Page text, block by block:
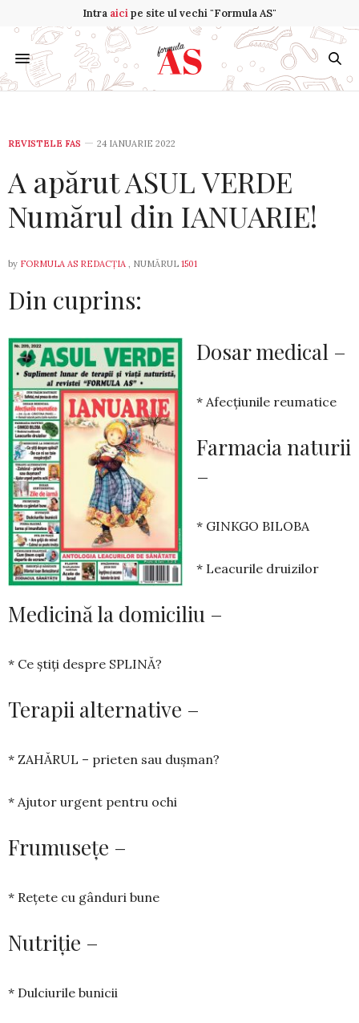
Intra aicipe site ul vechi "Formula AS"
REVISTELE FAS 24 IANUARIE 2022
A apărut ASUL VERDE
Numărul din IANUARIE!
by FORMULA AS REDACȚIA , NUMĂRUL 1501
Din cuprins:
Dosar medical –
* Afecțiunile reumatice
Farmacia naturii
–
* GINKGO BILOBA
* Leacurile druizilor
Medicină la domiciliu –
* Ce știți despre SPLINĂ?
Terapii alternative –
* ZAHĂRUL – prieten sau dușman?
* Ajutor urgent pentru ochi
Frumusețe –
* Rețete cu gânduri bune
Nutriție –
* Dulciurile bunicii